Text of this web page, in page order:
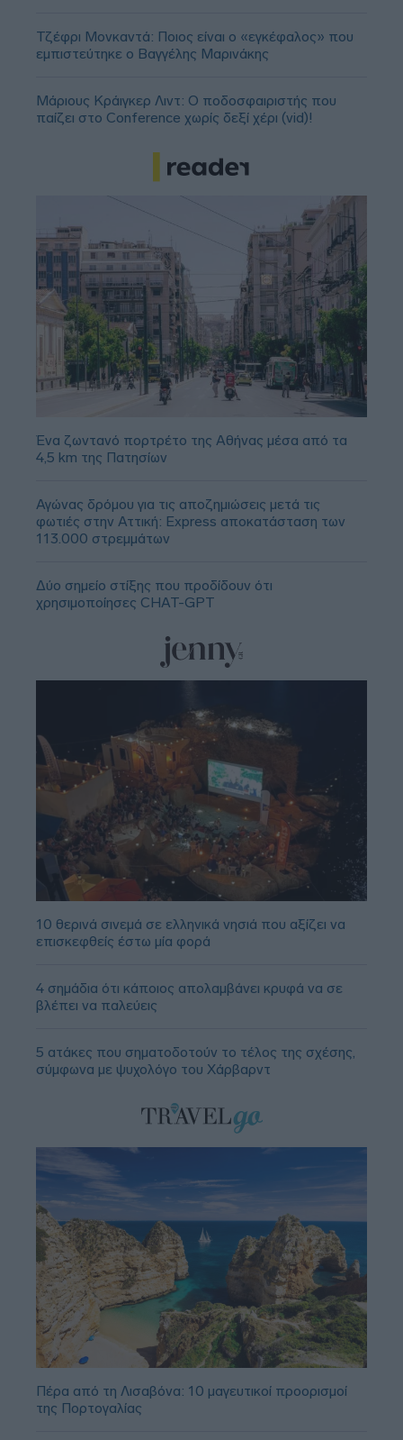
Τζέφρι Μονκαντά: Ποιος είναι ο «εγκέφαλος» που
εμπιστεύτηκε ο Βαγγέλης Μαρινάκης
Μάριους Κράιγκερ Λιντ: Ο ποδοσφαιριστής που
παίζει στο Conference χωρίς δεξί χέρι (vid)!
Ένα ζωντανό πορτρέτο της Αθήνας μέσα από τα
4,5 km της Πατησίων
Αγώνας δρόμου για τις αποζημιώσεις μετά τις
φωτιές στην Αττική: Express αποκατάσταση των
113.000 στρεμμάτων
Δύο σημείο στίξης που προδίδουν ότι
χρησιμοποίησες CHAT-GPT
10 θερινά σινεμά σε ελληνικά νησιά που αξίζει να
επισκεφθείς έστω μία φορά
4 σημάδια ότι κάποιος απολαμβάνει κρυφά να σε
βλέπει να παλεύεις
5 ατάκες που σηματοδοτούν το τέλος της σχέσης,
σύμφωνα με ψυχολόγο του Χάρβαρντ
Πέρα από τη Λισαβόνα: 10 μαγευτικοί προορισμοί
της Πορτογαλίας